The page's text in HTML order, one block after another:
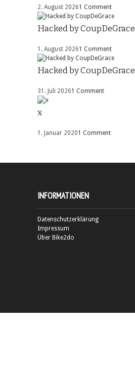
2. August 20261 Comment
Hacked by CoupDeGrace
1. August 20261 Comment
Hacked by CoupDeGrace
31. Juli 20261 Comment
x
1. Januar 20201 Comment
INFORMATIONEN
Datenschutzerklärung
Impressum
Über Bike2do